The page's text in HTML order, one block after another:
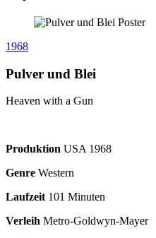
1968
Pulver und Blei
Heaven with a Gun
Produktion USA 1968
Genre Western
Laufzeit101 Minuten
Verleih Metro-Goldwyn-Mayer